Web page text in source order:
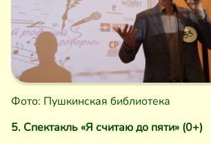
Фото: Пушкинская библиотека
5. Спектакль «Я считаю до пяти» (0+)